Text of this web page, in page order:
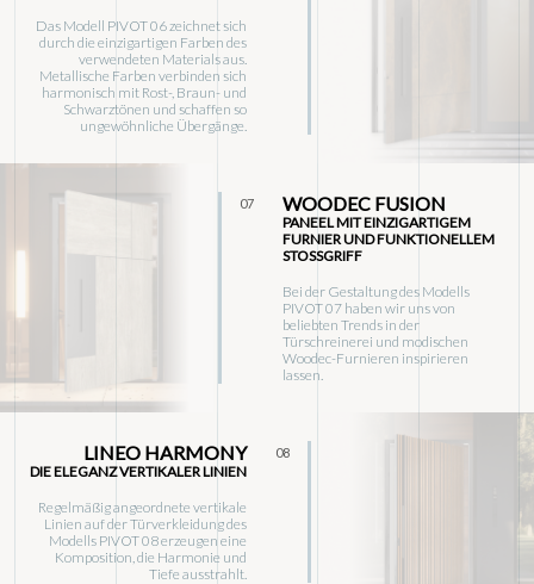
Das Modell PIVOT 06 zeichnet sich
durch die einzigartigen Farben des
verwendeten Materials aus.
Metallische Farben verbinden sich
harmonisch mit Rost-, Braun- und
Schwarztönen und schaffen so
ungewöhnliche Übergänge.
07 WOODEC FUSION
PANEEL MIT EINZIGARTIGEM
FURNIER UND FUNKTIONELLEM
STOSSGRIFF
Bei der Gestaltung des Modells
PIVOT 07 haben wir uns von
beliebten Trends in der
Türschreinerei und modischen
Woodec-Furnieren inspirieren
lassen.
08
LINEO HARMONY
DIE ELEGANZ VERTIKALER LINIEN
Regelmäßig angeordnete vertikale
Linien auf der Türverkleidung des
Modells PIVOT 08 erzeugen eine
Komposition, die Harmonie und
Tiefe ausstrahlt.